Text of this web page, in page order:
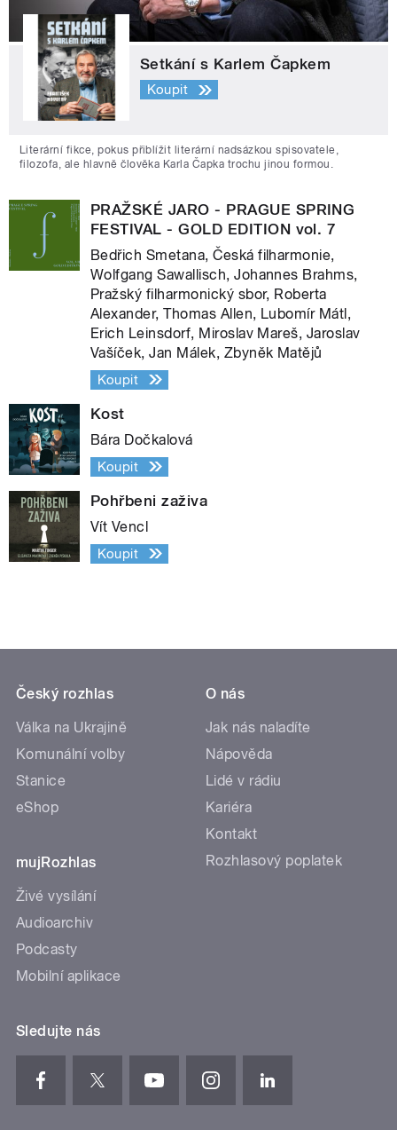
Setkání s Karlem Čapkem
Koupit
Literární fikce, pokus přiblížit literární nadsázkou spisovatele,
filozofa, ale hlavně člověka Karla Čapka trochu jinou formou.
PRAŽSKÉ JARO - PRAGUE SPRING
FESTIVAL - GOLD EDITION vol. 7
Bedřich Smetana, Česká filharmonie,
Wolfgang Sawallisch, Johannes Brahms,
Pražský filharmonický sbor, Roberta
Alexander, Thomas Allen, Lubomír Mátl,
Erich Leinsdorf, Miroslav Mareš, Jaroslav
Vašíček, Jan Málek, Zbyněk Matějů
Koupit
Kost
Bára Dočkalová
Koupit
Pohřbeni zaživa
Vít Vencl
Koupit
Český rozhlas
Válka na Ukrajině
Komunální volby
Stanice
eShop
mujRozhlas
Živé vysílání
Audioarchiv
Podcasty
Mobilní aplikace
O nás
Jak nás naladíte
Nápověda
Lidé v rádiu
Kariéra
Kontakt
Rozhlasový poplatek
Sledujte nás